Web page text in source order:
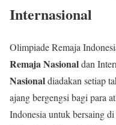
Internasional
Olimpiade Remaja
Remaja Nasionaldan
Nasionaldiadakan setiap
ajang bergengsi bagi para
Indonesia untuk bersaing